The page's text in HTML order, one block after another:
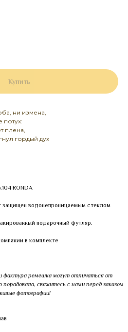
Купить
ни измена,
потух:
плена,
гордый дух
RONDA
защищен водонепроницаемым стеклом
подарочный футляр.
в комплекте
фактура ремешка могут отличаться от
свяжитесь с нами перед заказом
фотографии!